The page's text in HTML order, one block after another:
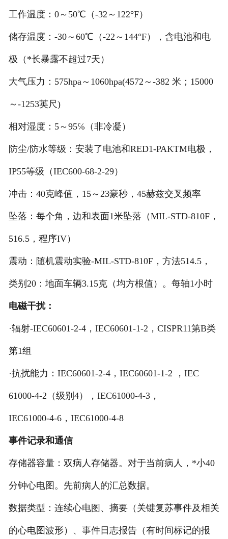
工作温度：0～50℃（-32～122°F）
储存温度：-30～60℃（-22～144°F），含电池和电
极（*长暴露不超过7天）
大气压力：575hpa～1060hpa(4572～-382 米；15000
～-1253英尺)
相对湿度：5～95℅（非冷凝）
防尘/防水等级：安装了电池和RED1-PAKTM电极，
IP55等级（IEC600-68-2-29）
冲击：40克峰值，15～23豪秒，45赫兹交叉频率
坠落：每个角，边和表面1米坠落（MIL-STD-810F，
516.5，程序IV）
震动：随机震动实验-MIL-STD-810F，方法514.5，
类别20：地面车辆3.15克（均方根值）。每轴1小时
电磁干扰：
·辐射-IEC60601-2-4，IEC60601-1-2，CISPR11第B类
第1组
·抗扰能力：IEC60601-2-4，IEC60601-1-2 ，IEC
61000-4-2（级别4），IEC61000-4-3，
IEC61000-4-6，IEC61000-4-8
事件记录和通信
存储器容量：双病人存储器。对于当前病人，*小40
分钟心电图。先前病人的汇总数据。
数据类型：连续心电图、摘要（关键复苏事件及相关
的心电图波形）、事件日志报告（有时间标记的报